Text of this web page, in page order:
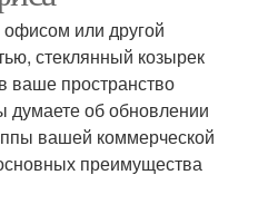
или другой
стеклянный козырек
ваше пространство
думаете об обновлении
вашей коммерческой
преимущества